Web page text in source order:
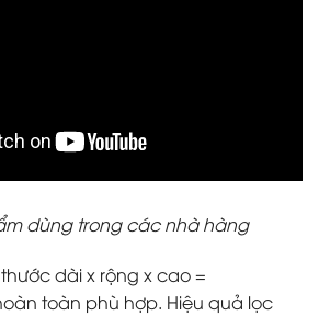
dùng trong các nhà hàng
dài x rộng x cao =
toàn phù hợp. Hiệu quả lọc